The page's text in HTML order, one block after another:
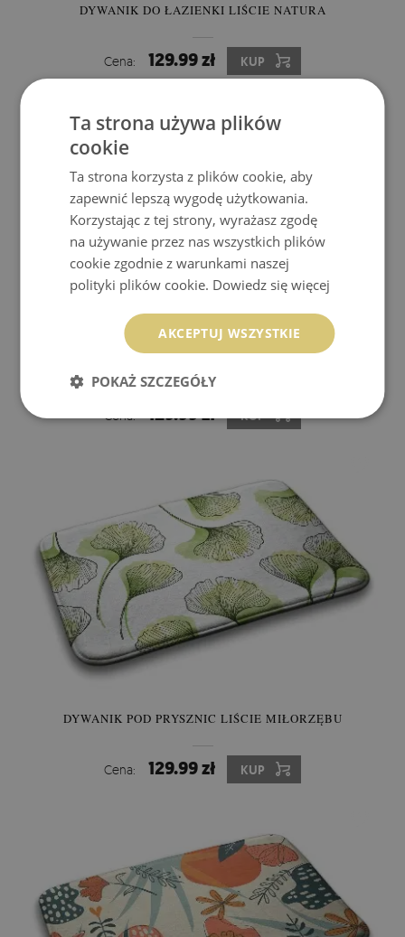
DYWANIK DO ŁAZIENKI LIŚCIE NATURA
Cena: 129.99 zł KUP
Cena: 129.99 zł KUP
DYWANIK POD PRYSZNIC LIŚCIE MIŁORZĘBU
Cena: 129.99 zł KUP
Ta strona używa plików
cookie
Ta strona korzysta z plików cookie, aby
zapewnić lepszą wygodę użytkowania.
Korzystając z tej strony, wyrażasz zgodę
na używanie przez nas wszystkich plików
cookie zgodnie z warunkami naszej
polityki plików cookie. Dowiedz się więcej
AKCEPTUJ WSZYSTKIE
POKAŻ SZCZEGÓŁY